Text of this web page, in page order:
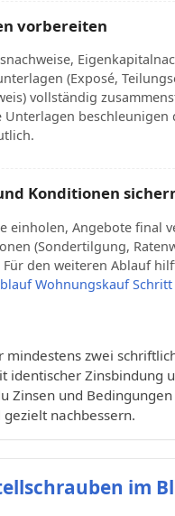
vorbereiten
(Exposé,
vollständig
Unterlagen beschleunigen
Konditionen
einholen, Angebote final
(Sondertilgung,
den weiteren Ablauf
Wohnungskauf
mindestens zwei
identischer Zinsbindung
Zinsen und
nachbessern.
im